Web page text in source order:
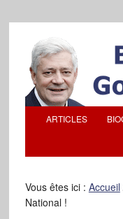
ARTICLES
Vous êtes ici : Accueil
National !